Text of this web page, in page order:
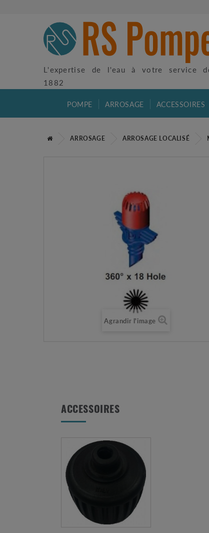
L'expertise de l'eau à votre service
1882
POMPE ARROSAGE ACCESSOIRES
ARROSAGE ARROSAGE LOCALISÉ
Agrandir l'image
ACCESSOIRES